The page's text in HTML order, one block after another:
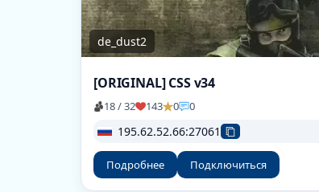
de_dust2
[ORIGINAL] CSS v34
18 / 32 143 0 0
195.62.52.66:27061
Подробнее Подключиться